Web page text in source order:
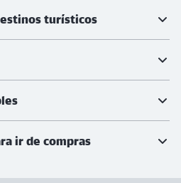
turísticos
ir de compras